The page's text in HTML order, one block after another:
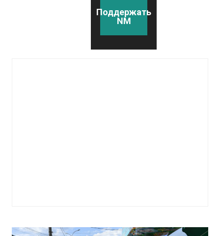
Поддержать
NM